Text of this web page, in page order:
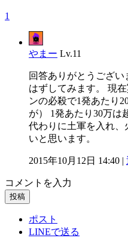
1
やまー Lv.11
回答ありがとうござ
はずしてみます。 現
ンの必殺で1発あたり
が） 1発あたり30万は
代わりに土軍を入れ、
いと思います。
2015年10月12日 14:40 |
コメントを入力
投稿
ポスト
LINEで送る